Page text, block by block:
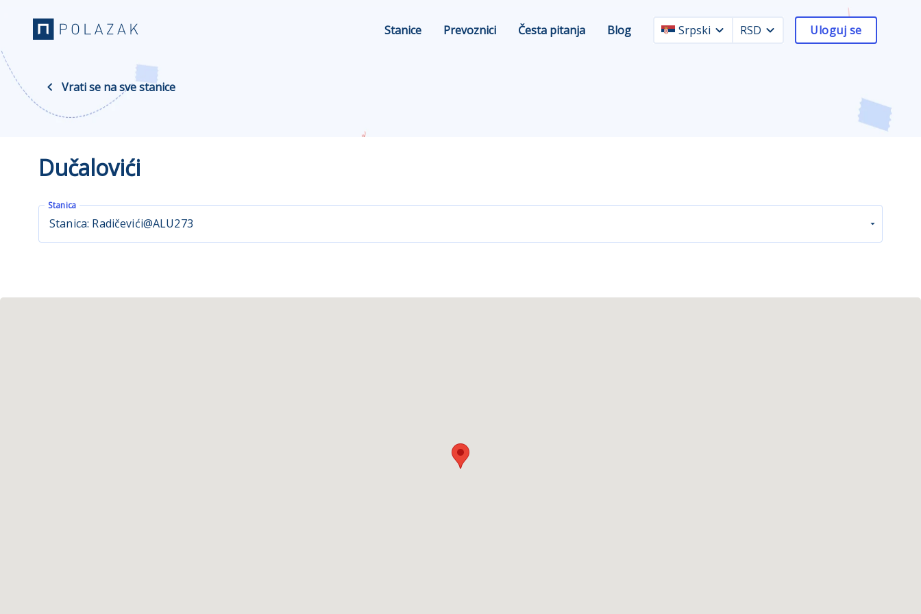
Stanice Prevoznici Česta pitanja Blog Srpski RSD Uloguj se
Vrati se na sve stanice
Dučalovići
Stanica
Stanica: Radičevići@ALU273